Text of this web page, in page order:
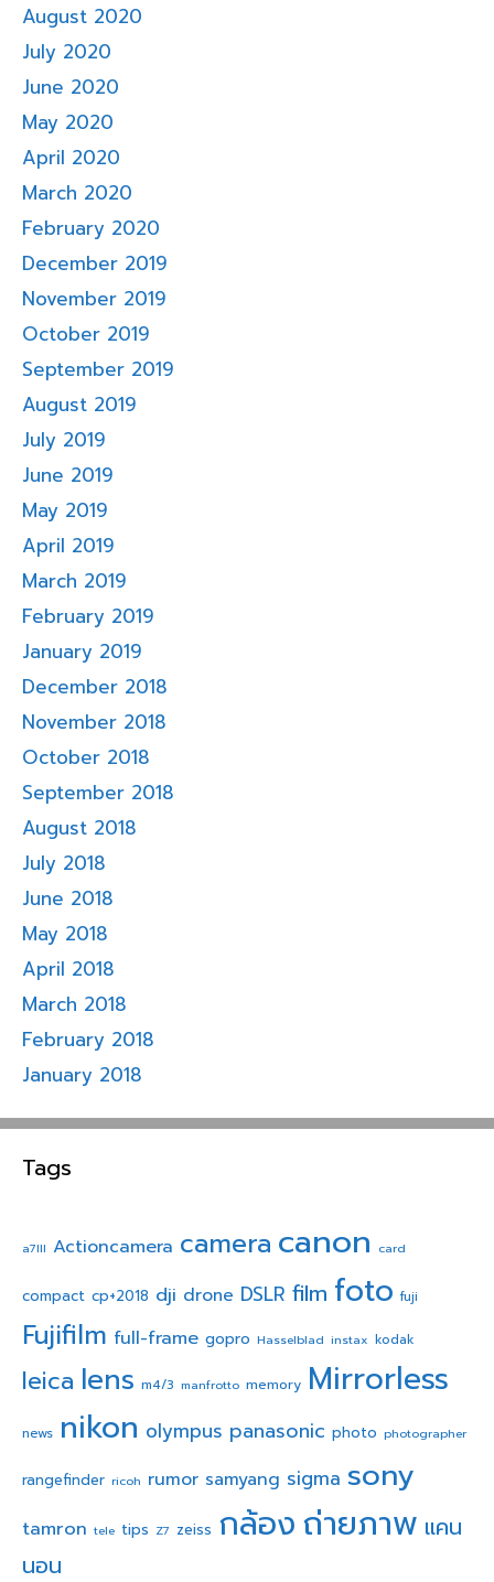
August 2020
July 2020
June 2020
May 2020
April 2020
March 2020
February 2020
December 2019
November 2019
October 2019
September 2019
August 2019
July 2019
June 2019
May 2019
April 2019
March 2019
February 2019
January 2019
December 2018
November 2018
October 2018
September 2018
August 2018
July 2018
June 2018
May 2018
April 2018
March 2018
February 2018
January 2018
Tags
a7III Actioncamera camera canon card
compact cp+2018 dji drone DSLR film foto fuji
Fujifilm full-frame gopro Hasselblad instax kodak
leica lens m4/3 manfrotto memory Mirrorless
news nikon olympus panasonic photo photographer
rangefinder ricoh rumor samyang sigma sony
tamron tele tips Z7 zeiss กล้องถ่ายภาพ แคน
นอน